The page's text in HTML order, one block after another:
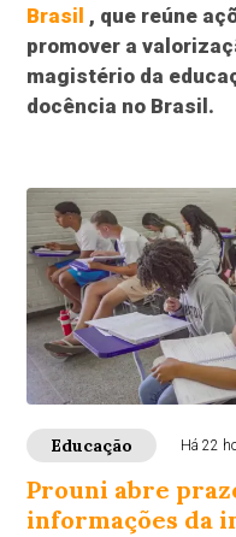
Brasil , que reúne
promover a
magistério da
docência no Brasil.
Educação Há 22
Prouni abre
informações da